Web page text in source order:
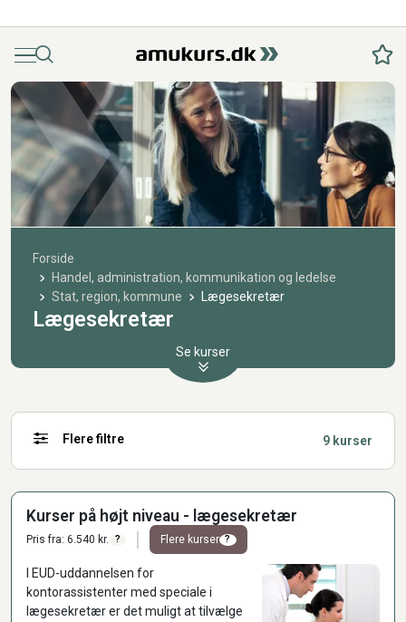
MenuSøg
Forside
Handel, administration, kommunikation og ledelse
Stat, region, kommune
Lægesekretær
Lægesekretær
Se kurser
Flere filtre 9 kurser
Kurser på højt niveau - lægesekretær
Pris fra: 6.540 kr. ? Flere kurser ?
I EUD-uddannelsen for
kontorassistenter med speciale i
lægesekretær er det muligt at tilvælge